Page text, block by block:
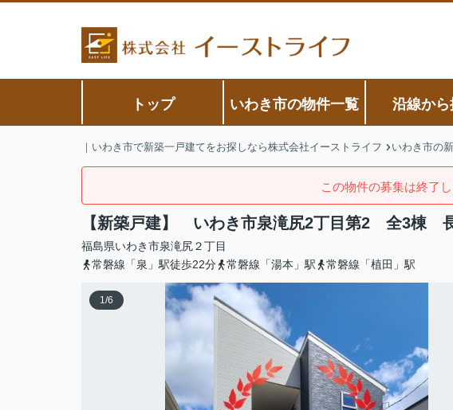
トップ いわき市の物件一覧 沿線か
｜いわき市で新築一戸建てをお探しなら株式会社イーストライフ いわき市の
この物件の募集は終了し
【新築戸建】 いわき市泉滝尻2丁目第2 全3棟
福島県いわき市泉滝尻２丁目
常磐線「泉」駅徒歩22分
常磐線「湯本」駅 常磐線「植田」駅
1/6